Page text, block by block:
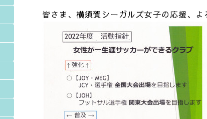
皆さま、横須賀シーガルズ女子の応援、よ